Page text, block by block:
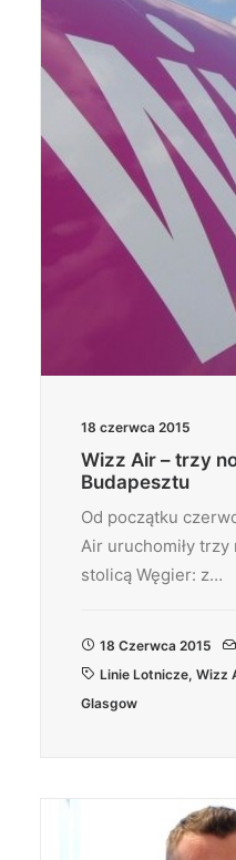
18 czerwca 2015
Wizz Air – trzy
Budapesztu
Od początku
Air uruchomiły trzy
stolicą Węgier: z…
18 Czerwca 2015
Linie Lotnicze, Wizz
Glasgow